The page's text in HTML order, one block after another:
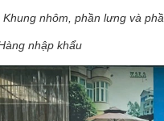
nhôm, phần lưng và
nhập khẩu